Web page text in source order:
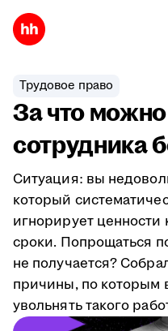
Трудовое право
За что
сотрудника
Ситуация: вы
который
игнорирует
сроки. Попрощаться
не получается?
причины, по которым
увольнять такого